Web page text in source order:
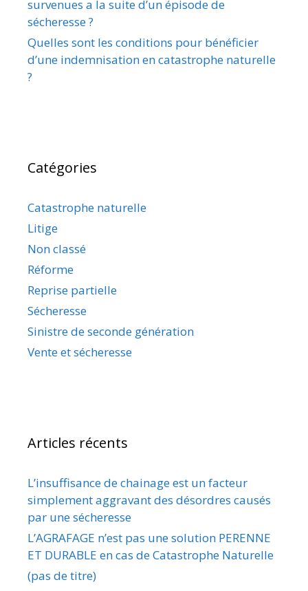
survenues a la suite d’un épisode de
sécheresse ?
Quelles sont les conditions pour bénéficier
d’une indemnisation en catastrophe naturelle
?
Catégories
Catastrophe naturelle
Litige
Non classé
Réforme
Reprise partielle
Sécheresse
Sinistre de seconde génération
Vente et sécheresse
Articles récents
L’insuffisance de chainage est un facteur
simplement aggravant des désordres causés
par une sécheresse
L’AGRAFAGE n’est pas une solution PERENNE
ET DURABLE en cas de Catastrophe Naturelle
(pas de titre)